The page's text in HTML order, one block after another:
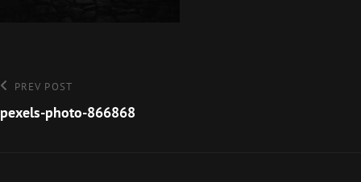
Bejegyzés
navigáció
Previous
Post
PREV POST
pexels-photo-866868